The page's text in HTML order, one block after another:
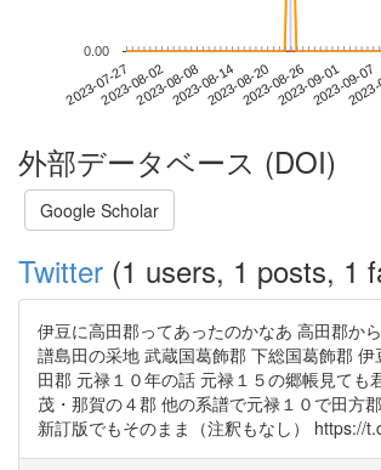
2023-07-272023-08-022023-08-082023-08-142023-08-202023-08-262023-09-012023-09-07
0.00
外部データベース (DOI)
Google Scholar
Twitter (1 users, 1 posts, 1
伊豆に高田郡ってあったのかなあ 高田郡か
譜島田の采地 武蔵国葛飾郡 下総国葛飾郡 伊
田郡 元禄１０年の話 元禄１５の郷帳見ても
茂・那賀の４郡 他の系譜で元禄１０で田方
新訂版でもそのまま（注釈もなし） https://